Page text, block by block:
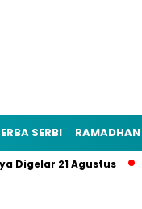
SERBI RAMADHAN
Digelar 21 Agustus